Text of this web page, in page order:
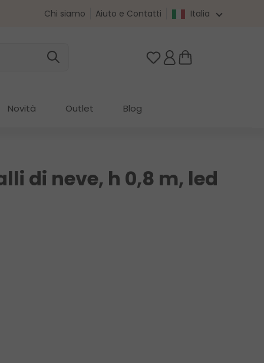
Chi siamo Aiuto e Contatti Italia
Hai 0 articoli nella
Novità Outlet Blog
di neve, h 0,8 m, led